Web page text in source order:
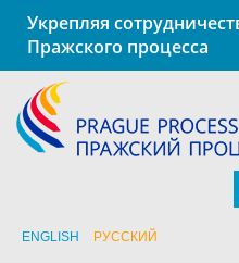
Укрепляя
Пражского процесса
ENGLISH РУССКИЙ